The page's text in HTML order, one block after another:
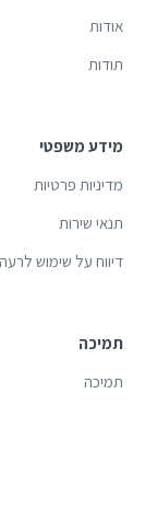
אודות
תודות
מידע משפטי
מדיניות פרטיות
תנאי שירות
דיווח על שימוש לרעה
תמיכה
תמיכה